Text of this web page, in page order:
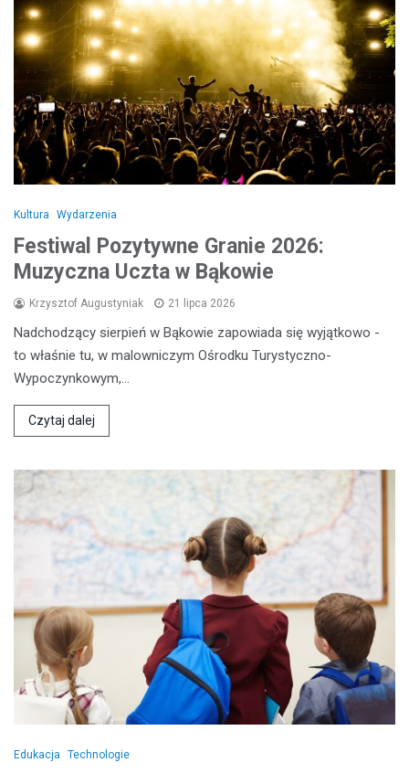
Kultura Wydarzenia
Festiwal Pozytywne Granie 2026:
Muzyczna Uczta w Bąkowie
Krzysztof Augustyniak 21 lipca 2026
Nadchodzący sierpień w Bąkowie zapowiada się wyjątkowo -
to właśnie tu, w malowniczym Ośrodku Turystyczno-
Wypoczynkowym,…
Czytaj dalej
Edukacja Technologie